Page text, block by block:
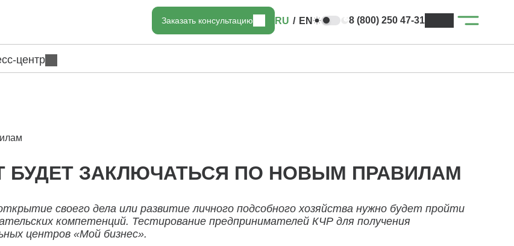
Заказать консультацию RU / EN 8 (800) 250 47-31
центр
БУДЕТ ЗАКЛЮЧАТЬСЯ ПО НОВЫМ ПРАВИЛАМ
своего дела или развитие личного подсобного хозяйства нужно будет пройти
компетенций. Тестирование предпринимателей КЧР для получения
центров «Мой бизнес».